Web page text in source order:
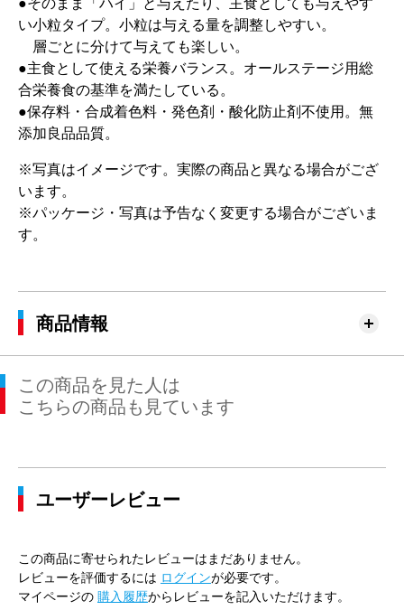
●そのまま「ハイ」と与えたり、主食としても与えやす
い小粒タイプ。小粒は与える量を調整しやすい。
層ごとに分けて与えても楽しい。
●主食として使える栄養バランス。オールステージ用総
合栄養食の基準を満たしている。
●保存料・合成着色料・発色剤・酸化防止剤不使用。無
添加良品品質。
※写真はイメージです。実際の商品と異なる場合がござ
います。
※パッケージ・写真は予告なく変更する場合がございま
す。
商品情報
この商品を見た人は
こちらの商品も見ています
ユーザーレビュー
この商品に寄せられたレビューはまだありません。
レビューを評価するには ログインが必要です。
マイページの 購入履歴からレビューを記入いただけます。